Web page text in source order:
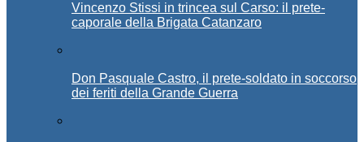
Vincenzo Stissi in trincea sul Carso: il prete-
caporale della Brigata Catanzaro
Don Pasquale Castro, il prete-soldato in soccorso
dei feriti della Grande Guerra